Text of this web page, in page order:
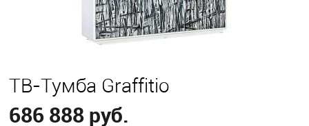
ТВ-Тумба Graffitio
686 888 руб.